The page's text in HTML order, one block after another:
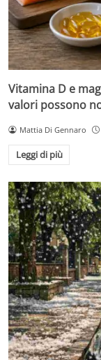
Vitamina D e
valori possono
Mattia Di Gennaro
Leggi di più